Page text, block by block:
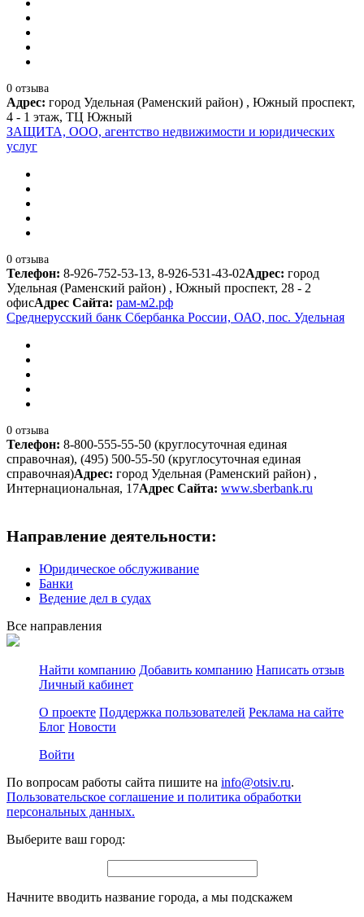
0 отзыва
Адрес: город Удельная (Раменский район) , Южный проспект,
4 - 1 этаж, ТЦ Южный
ЗАЩИТА, ООО, агентство недвижимости и юридических
услуг
0 отзыва
Телефон: 8-926-752-53-13, 8-926-531-43-02Адрес: город
Удельная (Раменский район) , Южный проспект, 28 - 2
офисАдрес Сайта: рам-м2.рф
Среднерусский банк Сбербанка России, ОАО, пос. Удельная
0 отзыва
Телефон: 8-800-555-55-50 (круглосуточная единая
справочная), (495) 500-55-50 (круглосуточная единая
справочная)Адрес: город Удельная (Раменский район) ,
Интернациональная, 17Адрес Сайта: www.sberbank.ru
Направление деятельности:
Юридическое обслуживание
Банки
Ведение дел в судах
Все направления
Найти компанию Добавить компанию Написать отзыв
Личный кабинет
О проекте Поддержка пользователей Реклама на сайте
Блог Новости
Войти
По вопросам работы сайта пишите на info@otsiv.ru.
Пользовательское соглашение и политика обработки
персональных данных.
Выберите ваш город:
Начните вводить название города, а мы подскажем